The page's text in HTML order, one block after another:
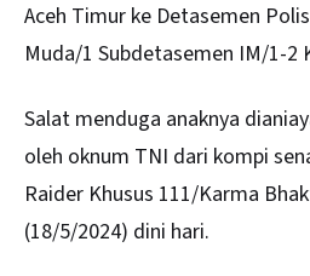
Aceh Timur ke Detasemen
Muda/1 Subdetasemen IM/1-2
Salat menduga anaknya
oleh oknum TNI dari kompi
Raider Khusus 111/Karma
(18/5/2024) dini hari.